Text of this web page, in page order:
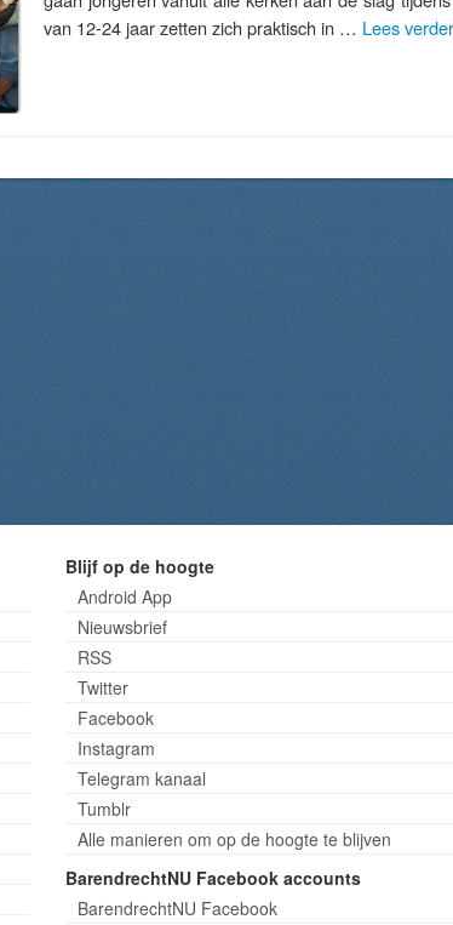
van 12-24 jaar zetten zich praktisch in … Lees verder
Blijf op de hoogte
Android App
Nieuwsbrief
RSS
Twitter
Facebook
Instagram
Telegram kanaal
Tumblr
Alle manieren om op de hoogte te blijven
BarendrechtNU Facebook accounts
BarendrechtNU Facebook